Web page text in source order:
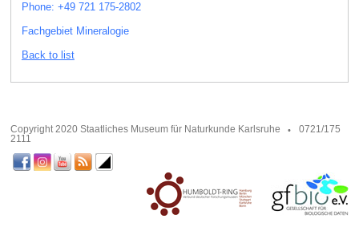
Phone: +49 721 175-2802
Fachgebiet Mineralogie
Back to list
Copyright 2020 Staatliches Museum für Naturkunde Karlsruhe
0721/175
2111